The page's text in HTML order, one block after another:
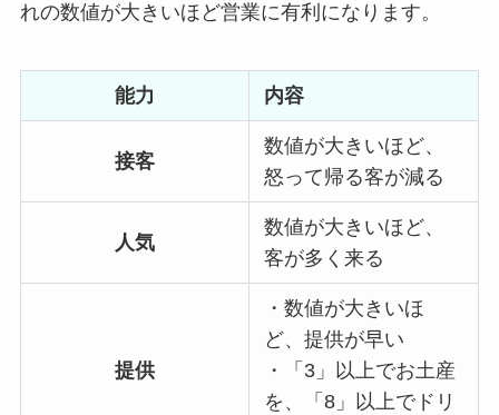
れの数値が大きいほど営業に有利になります。
能力 内容
接客
数値が大きいほど、
怒って帰る客が減る
人気
数値が大きいほど、
客が多く来る
提供
・数値が大きいほ
ど、提供が早い
・「3」以上でお土産
を、「8」以上でドリ